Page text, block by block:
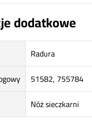
dodatkowe
Radura
51582, 755784
Nóż sieczkarni